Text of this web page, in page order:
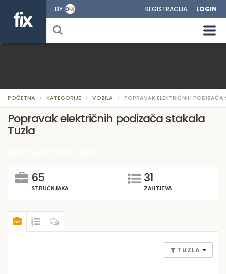
BY REGISTRACIJA LOGIN
POČETNA KATEGORIJE VOZILA POPRAVAK ELEKTRIČNIH PODIZAČA
Popravak električnih podizača stakala
Tuzla
65
STRUČNJAKA
31
ZAHTJEVA
TUZLA